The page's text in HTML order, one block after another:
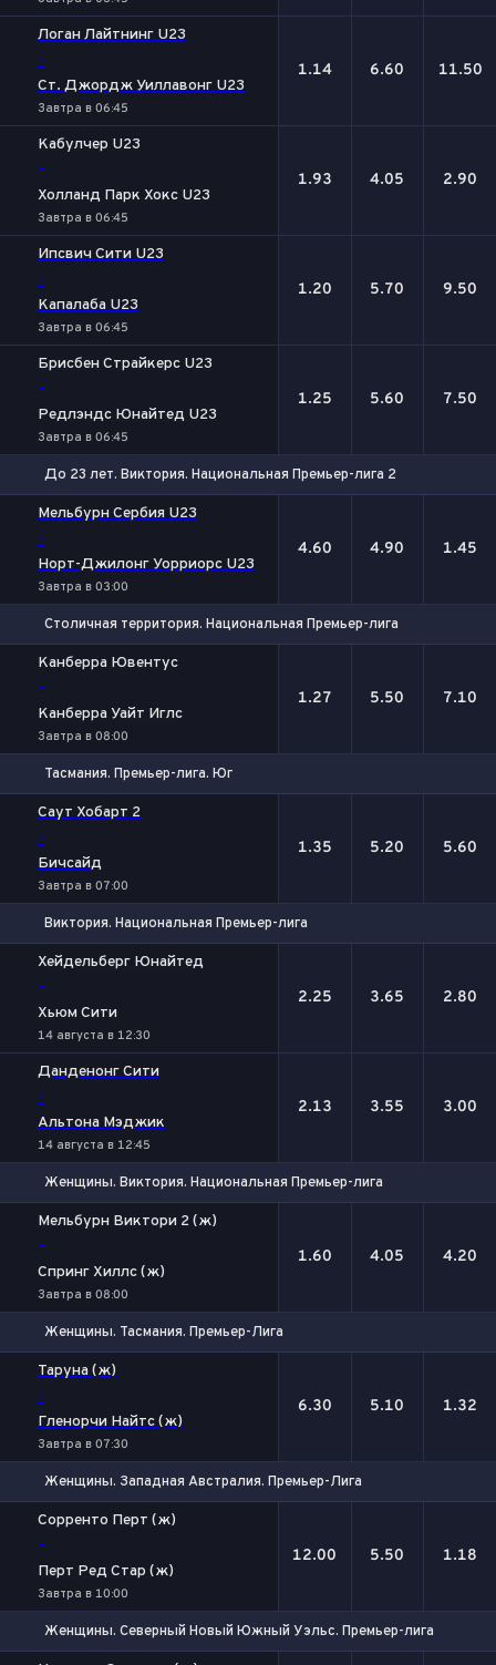
Логан Лайтнинг U23
-
Ст. Джордж Уиллавонг U23
Завтра в 06:45
1.14 6.60 11.50
Кабулчер U23
-
Холланд Парк Хокс U23
Завтра в 06:45
1.93 4.05 2.90
Ипсвич Сити U23
-
Капалаба U23
Завтра в 06:45
1.20 5.70 9.50
Брисбен Страйкерс U23
-
Редлэндс Юнайтед U23
Завтра в 06:45
1.25 5.60 7.50
До 23 лет. Виктория. Национальная Премьер-лига 2
Мельбурн Сербия U23
-
Норт-Джилонг Уорриорс U23
Завтра в 03:00
4.60 4.90 1.45
Столичная территория. Национальная Премьер-лига
Канберра Ювентус
-
Канберра Уайт Иглс
Завтра в 08:00
1.27 5.50 7.10
Тасмания. Премьер-лига. Юг
Саут Хобарт 2
-
Бичсайд
Завтра в 07:00
1.35 5.20 5.60
Виктория. Национальная Премьер-лига
Хейдельберг Юнайтед
-
Хьюм Сити
14 августа в 12:30
2.25 3.65 2.80
Данденонг Сити
-
Альтона Мэджик
14 августа в 12:45
2.13 3.55 3.00
Женщины. Виктория. Национальная Премьер-лига
Мельбурн Виктори 2 (ж)
-
Спринг Хиллс (ж)
Завтра в 08:00
1.60 4.05 4.20
Женщины. Тасмания. Премьер-Лига
Таруна (ж)
-
Гленорчи Найтс (ж)
Завтра в 07:30
6.30 5.10 1.32
Женщины. Западная Австралия. Премьер-Лига
Сорренто Перт (ж)
-
Перт Ред Стар (ж)
Завтра в 10:00
12.00 5.50 1.18
Женщины. Северный Новый Южный Уэльс. Премьер-лига